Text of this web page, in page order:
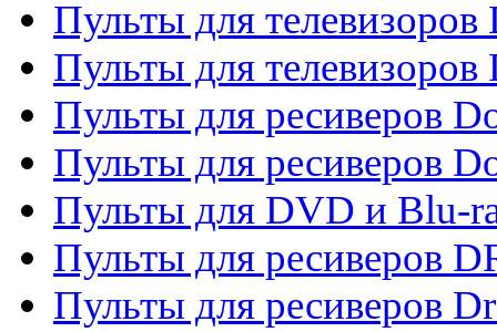
Пульты для телевизоров
Пульты для
Пульты для ресиверов
Пульты для ресиверов
Пульты для DVD и Blu-
Пульты для ресиверов
Пульты для ресиверов